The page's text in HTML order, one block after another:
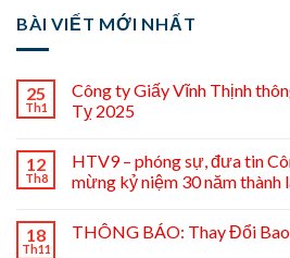
BÀI VIẾT MỚI NHẤT
25
Th1
Công ty Giấy Vĩnh Thịnh
Tỵ 2025
12
Th8
HTV9 – phóng sự, đưa tin
mừng kỷ niệm 30 năm thành
18
Th11
THÔNG BÁO: Thay Đổi Bao